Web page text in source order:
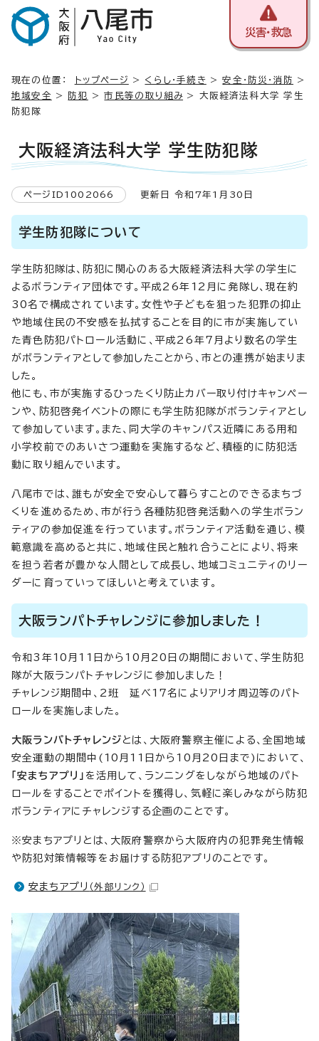
災害・救急
現在の位置： トップページ > くらし・手続き >安全・防災・消防
>
地域安全
> 防犯 >市民等の取り組み > 大阪経済法科大学 学生
防犯隊
大阪経済法科大学 学生防犯隊
ページID1002066 更新日 令和7年1月30日
学生防犯隊について
学生防犯隊は、防犯に関心のある大阪経済法科大学の学生に
よるボランティア団体です。平成26年12月に発隊し、現在約
30名で構成されています。女性や子どもを狙った犯罪の抑止
や地域住民の不安感を払拭することを目的に市が実施してい
た青色防犯パトロール活動に、平成26年7月より数名の学生
がボランティアとして参加したことから、市との連携が始まりま
した。
他にも、市が実施するひったくり防止カバー取り付けキャンペー
ンや、防犯啓発イベントの際にも学生防犯隊がボランティアとし
て参加しています。また、同大学のキャンパス近隣にある用和
小学校前でのあいさつ運動を実施するなど、積極的に防犯活
動に取り組んでいます。
八尾市では、誰もが安全で安心して暮らすことのできるまちづ
くりを進めるため、市が行う各種防犯啓発活動への学生ボラン
ティアの参加促進を行っています。ボランティア活動を通じ、模
範意識を高めると共に、地域住民と触れ合うことにより、将来
を担う若者が豊かな人間として成長し、地域コミュニティのリー
ダーに育っていってほしいと考えています。
大阪ランパトチャレンジに参加しました！
令和3年10月11日から10月20日の期間において、学生防犯
隊が大阪ランパトチャレンジに参加しました！
チャレンジ期間中、2班 延べ17名によりアリオ周辺等のパト
ロールを実施しました。
大阪ランパトチャレンジ とは、大阪府警察主催による、全国地域
安全運動の期間中(10月11日から10月20日まで)において、
「安まちアプリ」 を活用して、ランニングをしながら地域のパト
ロールをすることでポイントを獲得し、気軽に楽しみながら防犯
ボランティアにチャレンジする企画のことです。
※安まちアプリとは、大阪府警察から大阪府内の犯罪発生情報
や防犯対策情報等をお届けする防犯アプリのことです。
安まちアプリ （外部リンク）